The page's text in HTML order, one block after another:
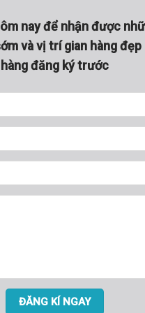
nay để nhận được
và vị trí gian hàng
hàng đăng ký trước